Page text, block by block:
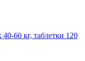
60 кг, таблетки 120